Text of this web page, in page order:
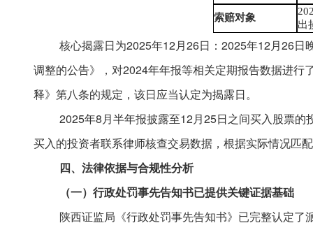
索赔对象
出
核心揭露日为2025年12月26日：2025年12月26日
调整的公告》，对2024年年报等相关定期报告数据进行
释》第八条的规定， 该日应当认定为揭露日。
2025年8月半年报披露至12月25日之间买入股票
买入的投资者联系律师核查交易数据，根据实际情况匹
四、法律依据与合规性分析
（一）行政处罚事先告知书已提供关键证据基础
陕西证监局《行政处罚事先告知书》已完整认定了